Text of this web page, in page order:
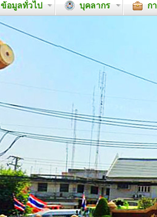
ข้อมูลทั่วไป บุคลากร ก